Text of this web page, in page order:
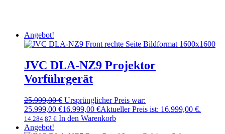
Angebot!
JVC DLA-NZ9 Projektor
Vorführgerät
25.999,00€ Ursprünglicher Preis war:
25.999,00 €16.999,00 €Aktueller Preis ist: 16.999,00 €.
14.284,87 € In den Warenkorb
Angebot!